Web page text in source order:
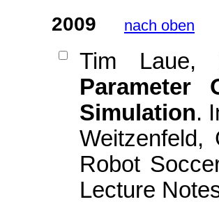
2009 nach oben
Tim Laue,
Parameter
Simulation.
Weitzenfeld,
Robot
Lecture